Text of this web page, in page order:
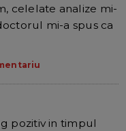
celelate analize mi-
mi-a spus ca
pozitiv in timpul